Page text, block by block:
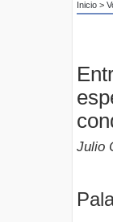
Inicio >
Julio